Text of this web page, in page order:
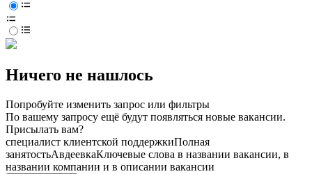
Ничего не нашлось
Попробуйте изменить запрос или фильтры
По вашему запросу ещё будут появляться новые вакансии.
Присылать вам?
специалист клиентской поддержкиПолная
занятостьАвдеевкаКлючевые слова в названии вакансии, в
названии компании и в описании вакансии